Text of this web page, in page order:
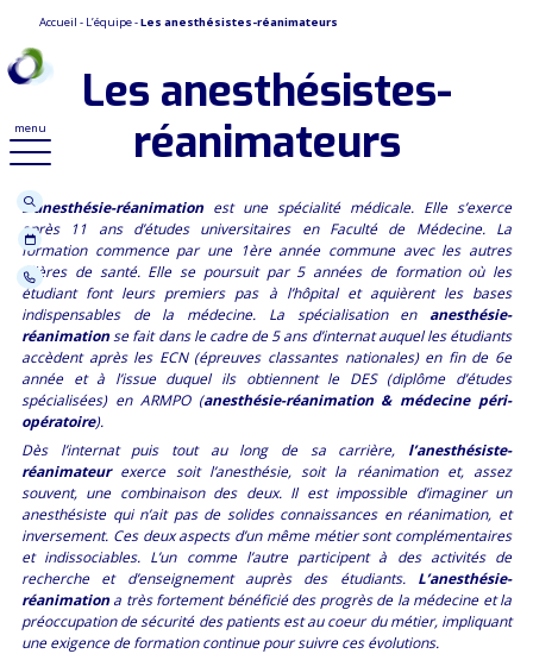
menu
Ouvrir le menu de navigation mobile
Accueil - L’équipe-Les anesthésistes-réanimateurs
Les anesthésistes-
réanimateurs
L’anesthésie-réanimation est une spécialité médicale. Elle s’exerce
après 11 ans d’études universitaires en Faculté de Médecine. La
formation commence par une 1ère année commune avec les autres
filières de santé. Elle se poursuit par 5 années de formation où les
étudiant font leurs premiers pas à l’hôpital et aquièrent les bases
indispensables de la médecine. La spécialisation en anesthésie-
réanimationse fait dans le cadre de 5 ans d’internat auquel les étudiants
accèdent après les ECN (épreuves classantes nationales) en fin de 6e
année et à l’issue duquel ils obtiennent le DES (diplôme d’études
spécialisées) en ARMPO (anesthésie-réanimation & médecine péri-
opératoire).
Dès l’internat puis tout au long de sa carrière, l’anesthésiste-
réanimateurexerce soit l’anesthésie, soit la réanimation et, assez
souvent, une combinaison des deux. Il est impossible d’imaginer un
anesthésiste qui n’ait pas de solides connaissances en réanimation, et
inversement. Ces deux aspects d’un même métier sont complémentaires
et indissociables. L’un comme l’autre participent à des activités de
recherche et d’enseignement auprès des étudiants. L’anesthésie-
réanimation a très fortement bénéficié des progrès de la médecine et la
préoccupation de sécurité des patients est au coeur du métier, impliquant
une exigence de formation continue pour suivre ces évolutions.